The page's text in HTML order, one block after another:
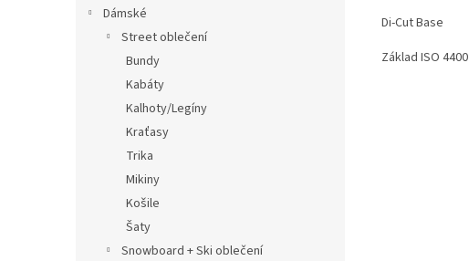
Dámské
Street oblečení
Bundy
Kabáty
Kalhoty/Legíny
Kraťasy
Trika
Mikiny
Košile
Šaty
Snowboard + Ski oblečení
Di-Cut Base
Základ ISO 4400